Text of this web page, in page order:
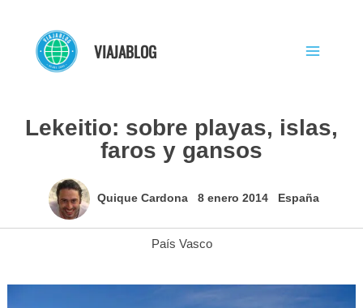
contenido
VIAJABLOG
Lekeitio: sobre playas, islas,
faros y gansos
Quique Cardona 8 enero 2014 España
País Vasco